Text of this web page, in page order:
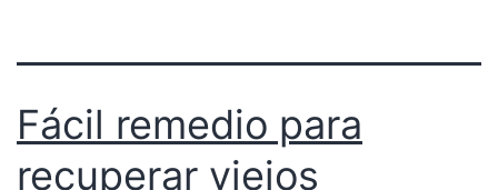
Fácil remedio para
recuperar viejos